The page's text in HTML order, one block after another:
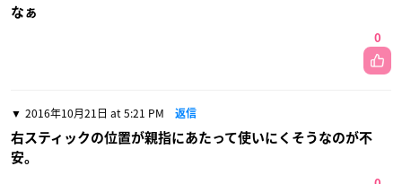
なぁ
0
2016年10月21日 at 5:21 PM 返信
右スティックの位置が親指にあたって使いにくそうなのが不
安。